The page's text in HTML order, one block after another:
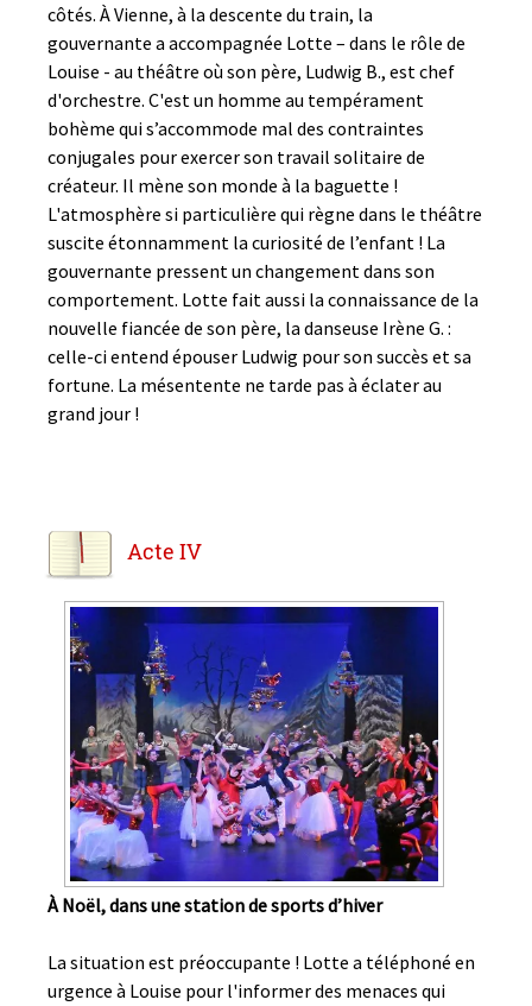
côtés. À Vienne, à la descente du train, la
gouvernante a accompagnée Lotte – dans le rôle de
Louise - au théâtre où son père, Ludwig B., est chef
d'orchestre. C'est un homme au tempérament
bohème qui s’accommode mal des contraintes
conjugales pour exercer son travail solitaire de
créateur. Il mène son monde à la baguette !
L'atmosphère si particulière qui règne dans le théâtre
suscite étonnamment la curiosité de l’enfant ! La
gouvernante pressent un changement dans son
comportement. Lotte fait aussi la connaissance de la
nouvelle fiancée de son père, la danseuse Irène G. :
celle-ci entend épouser Ludwig pour son succès et sa
fortune. La mésentente ne tarde pas à éclater au
grand jour !
Acte IV
À Noël, dans une station de sports d’hiver
La situation est préoccupante ! Lotte a téléphoné en
urgence à Louise pour l'informer des menaces qui